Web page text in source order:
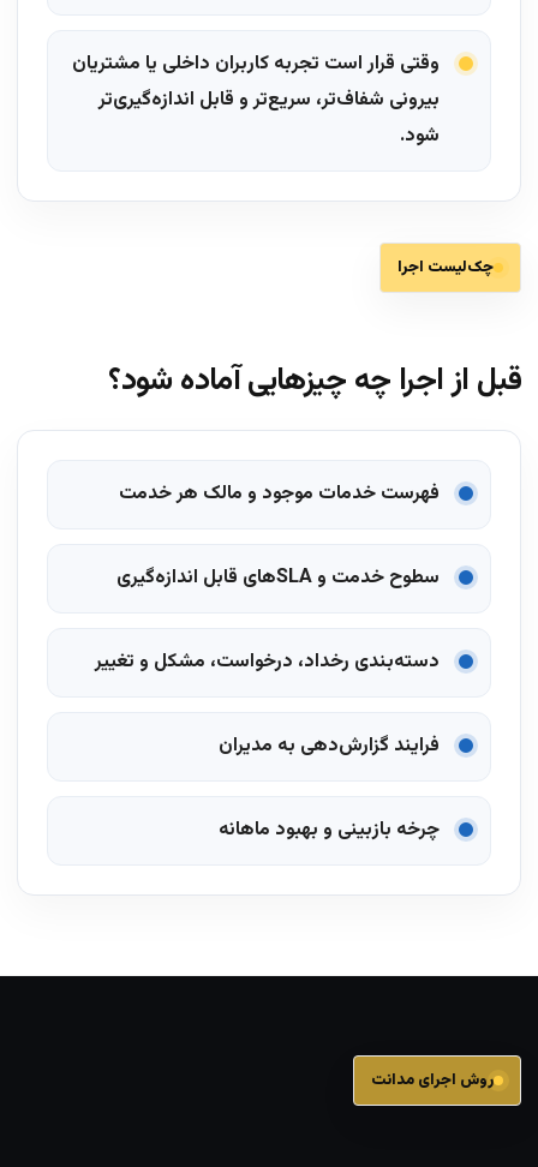
وقتی قرار است تجربه کاربران داخلی یا مشتریان
بیرونی شفاف‌تر، سریع‌تر و قابل اندازه‌گیری‌تر
شود.
چک‌لیست اجرا
قبل از اجرا چه چیزهایی آماده شود؟
فهرست خدمات موجود و مالک هر خدمت
سطوح خدمت و SLAهای قابل اندازه‌گیری
دسته‌بندی رخداد، درخواست، مشکل و تغییر
فرایند گزارش‌دهی به مدیران
چرخه بازبینی و بهبود ماهانه
روش اجرای مدانت